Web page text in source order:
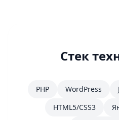
Стек
PHP WordPress
HTML5/CSS3